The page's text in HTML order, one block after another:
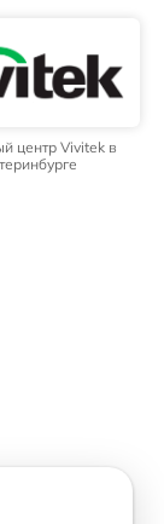
центр Vivitek в